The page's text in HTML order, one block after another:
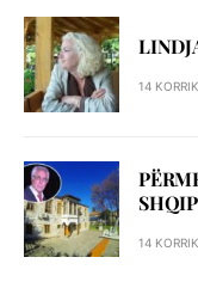
14
14